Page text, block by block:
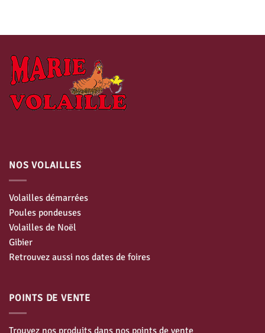
NOS VOLAILLES
Volailles démarrées
Poules pondeuses
Volailles de Noël
Gibier
Retrouvez aussi nos dates de foires
POINTS DE VENTE